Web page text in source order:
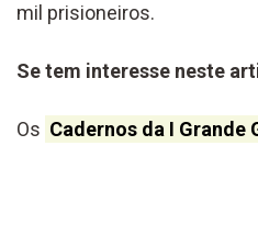
mil prisioneiros.
Se tem interesse neste
Os Cadernos da I Grande